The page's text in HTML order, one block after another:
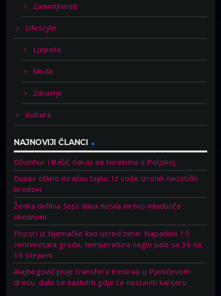
Zanimljivosti
Lifestyle
Ljepota
Moda
Zdravlje
Kultura
NAJNOVIJI ČLANCI
Džumhur i Bašić danas na terenima u Poljskoj
Dunav otkrio mračnu tajnu: Iz vode izronili nacistički
brodovi
Ženka delfina šest dana nosila mrtvo mladunče
okeanom
Prizori iz Njemačke kao usred zime: Napadalo 15
centimetara grada, temperatura naglo pala sa 36 na
19 stepeni
Alajbegović prije transfera trenirao u Pjanićevom
dresu, dalo se naslutiti gdje će nastaviti karijeru